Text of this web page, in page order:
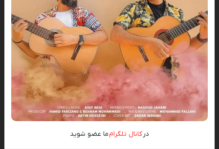
درکانال تلگرامما عضو شوید